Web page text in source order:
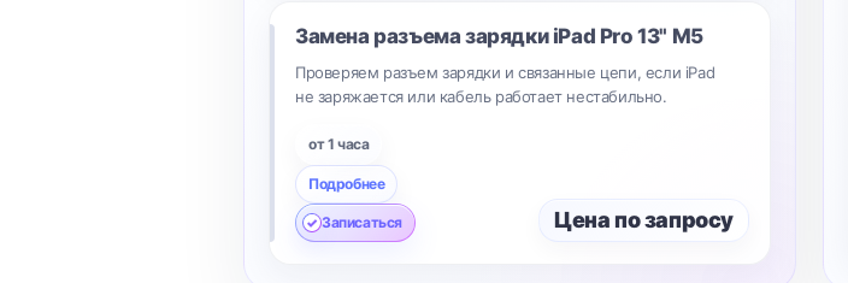
Замена разъема зарядки iPad Pro 13" M5
Проверяем разъем зарядки и связанные цепи, если iPad
не заряжается или кабель работает нестабильно.
от 1 часа
Подробнее
Записаться Цена по запросу